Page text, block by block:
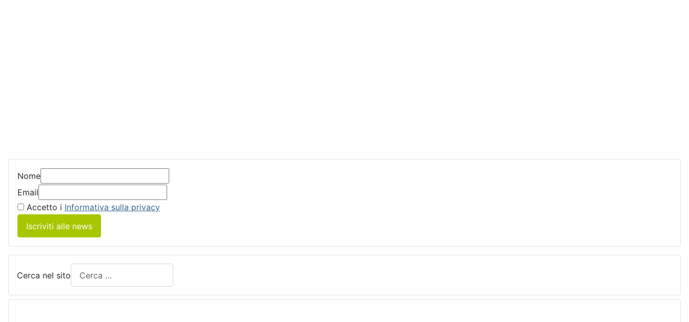
Nome
Email
Accetto i Informativa sulla privacy
Iscriviti alle news
Cerca nel sito